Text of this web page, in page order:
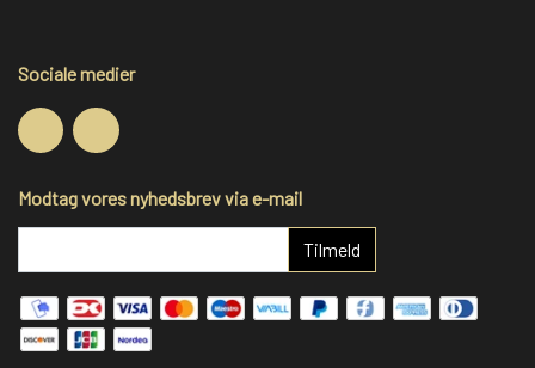
Sociale medier
Modtag vores nyhedsbrev via e-mail
Tilmeld